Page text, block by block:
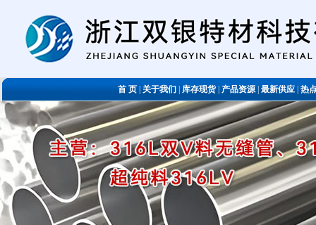
首 页关于我们库存现货|产品资源|最新供应|热